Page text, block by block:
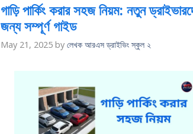
গাড়ি পার্কিং করার সহজ নিয়ম: নতুন
জন্য সম্পূর্ণ গাইড
May 21, 2025 by লেখক আরএস ড্রাইভিং স্কুল ২